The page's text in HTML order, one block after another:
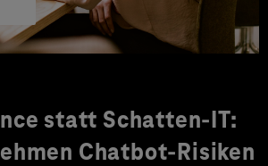
statt Schatten-IT:
Chatbot-Risiken